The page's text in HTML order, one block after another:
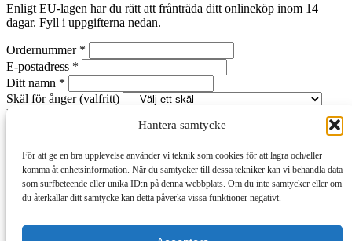
Hantera samtycke
För att ge en bra upplevelse använder vi teknik som cookies för att lagra och/eller
komma åt enhetsinformation. När du samtycker till dessa tekniker kan vi behandla data
som surfbeteende eller unika ID:n på denna webbplats. Om du inte samtycker eller om
du återkallar ditt samtycke kan detta påverka vissa funktioner negativt.
Enligt EU-lagen har du rätt att frånträda ditt onlineköp inom 14
dagar. Fyll i uppgifterna nedan.
Ordernummer *
E-postadress *
Ditt namn *
Skäl för ånger(valfritt)
Föredragen kontaktmetod för bekräftelse
Bankkonto (IBAN) för återbetalning(valfritt)
via den ursprungliga betalningsmetoden. Fyll endast i om du betalat
med kort, eller om du vill att återbetalningen skickas till ett annat
konto.
Fortsätt